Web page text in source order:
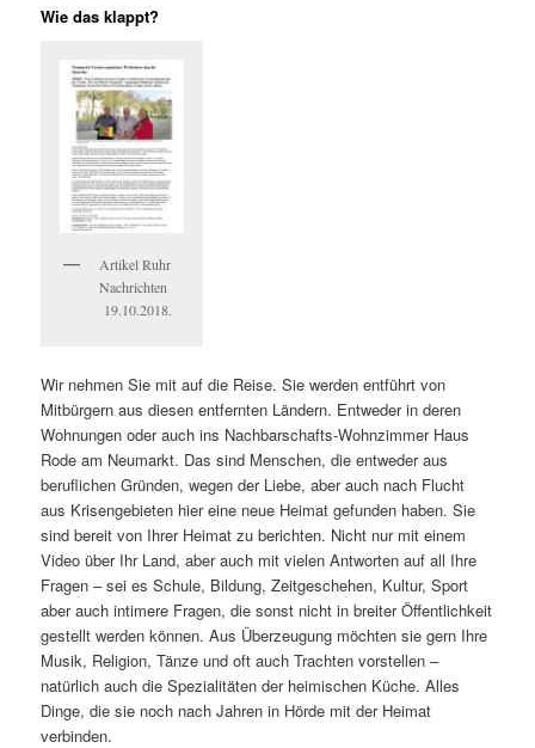
Wie das klappt?
Artikel Ruhr
Nachrichten
19.10.2018.
Wir nehmen Sie mit auf die Reise. Sie werden entführt von
Mitbürgern aus diesen entfernten Ländern. Entweder in deren
Wohnungen oder auch ins Nachbarschafts-Wohnzimmer Haus
Rode am Neumarkt. Das sind Menschen, die entweder aus
beruflichen Gründen, wegen der Liebe, aber auch nach Flucht
aus Krisengebieten hier eine neue Heimat gefunden haben. Sie
sind bereit von Ihrer Heimat zu berichten. Nicht nur mit einem
Video über Ihr Land, aber auch mit vielen Antworten auf all Ihre
Fragen – sei es Schule, Bildung, Zeitgeschehen, Kultur, Sport
aber auch intimere Fragen, die sonst nicht in breiter Öffentlichkeit
gestellt werden können. Aus Überzeugung möchten sie gern Ihre
Musik, Religion, Tänze und oft auch Trachten vorstellen –
natürlich auch die Spezialitäten der heimischen Küche. Alles
Dinge, die sie noch nach Jahren in Hörde mit der Heimat
verbinden.